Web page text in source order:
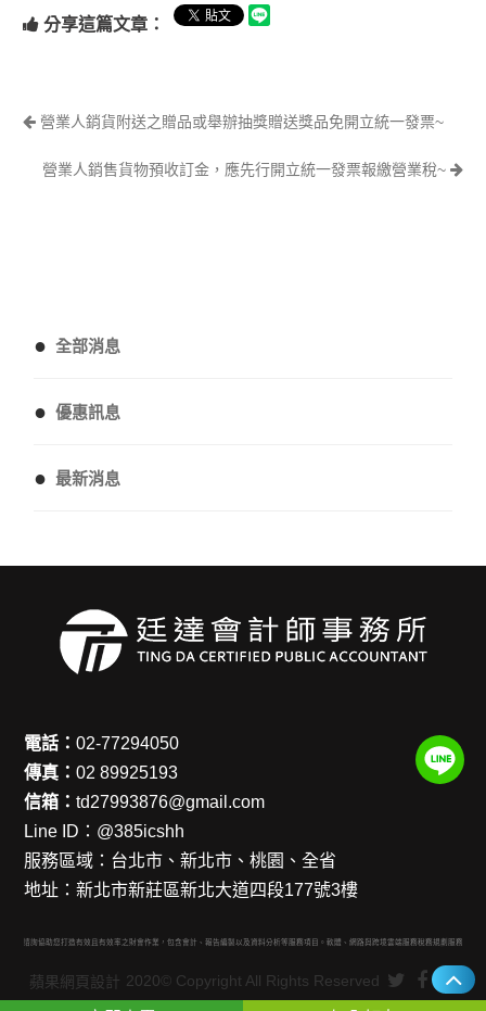
分享這篇文章：
營業人銷貨附送之贈品或舉辦抽獎贈送獎品免開立統一發票~
營業人銷售貨物預收訂金，應先行開立統一發票報繳營業稅~
● 全部消息
● 優惠訊息
● 最新消息
電話：02-77294050
傳真：02 89925193
信箱：td27993876@gmail.com
Line ID： @385icshh
服務區域： 台北市、新北市、桃園、全省
地址：新北市新莊區新北大道四段177號3樓
會計諮詢協助您打造有效且有效率之財會作業，包含會計、報告編製以及資料分析等服務項目。軟體、網路與跨境雲端服務稅務規劃服務，
蘋果網頁設計 2020© Copyright All Rights Reserved